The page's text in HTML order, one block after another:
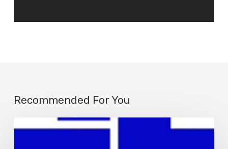
Recommended For You